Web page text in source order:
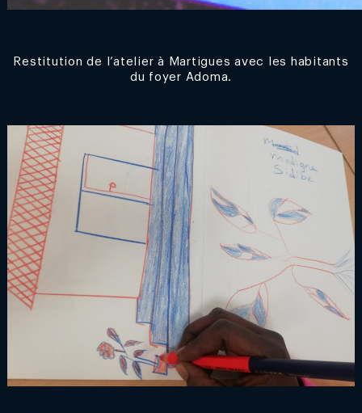
Restitution de l’atelier à Martigues avec les habitants
du foyer Adoma.